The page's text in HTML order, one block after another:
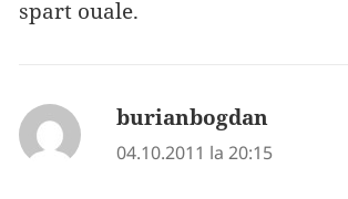
spart ouale.
burianbogdan
04.10.2011 la 20:15